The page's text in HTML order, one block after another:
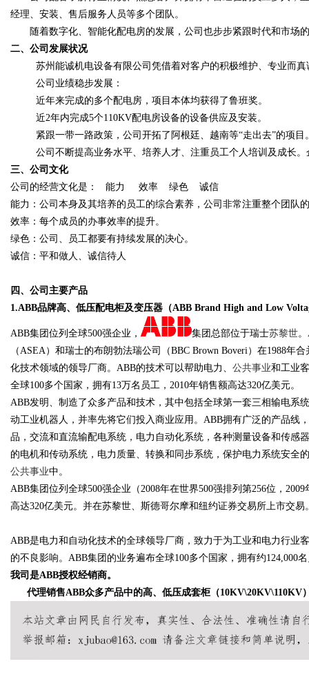
经理、安装、售后服务人员等多个团队。
随着数字化、智能化配电房的发展，公司也步步紧跟时代和市场
二、公司发展状况
苏州能诚机电设备有限公司凭借着对客户的积极维护、专业而
公司业绩稳步发展：
近年来完成的多个配电房，项目本体均获得了鲁班奖。
近2年内完成5个110KV配电房设备的设备供应及安装。
紧跟一带一路政策，公司开拓了阿根廷、越南等“走出去”的项目
公司不断提高业务水平、培养人才、注重员工个人培训及成长
三、公司文化
公司的经营文化是： 能力 效率 绿色 诚信
能力：公司本身及其培养的员工的综合素养，公司非常注重整个团队
效率：每个成员的办事效率的提升。
绿色：公司、员工都要有持续发展的决心。
诚信：平和做人、诚信待人
四、公司主要产品
1.ABB品牌高、低压配电柜及变压器 （ABB Brand High and Low
ABB集团位列全球500强企业， 集团总部位于瑞士苏黎世
（ASEA）和瑞士的布朗勃法瑞公司（BBC Brown Boveri）在1988年
化技术领域的领导厂商。ABB的技术可以帮助电力、 公共事业和工业
全球100多个国家，拥有13万名员工，2010年销售额高达320亿美元。
ABB发明、制造了众多产品和技术，其中包括全球第一套三相输电系
动工业机器人，并率先将它们投入商业应用。ABB拥有广泛的产品线
品，交流和直流输配电系统，电力自动化系统，各种测量设备和传感
的电机和传动系统，电力质量、转换和同步系统，保护电力系统安全
公共事业中。
ABB集团位列全球500强企业（2008年在世界500强排列第256位，
高达320亿美元。并在苏黎世、斯德哥尔摩和纽约证券交易所上市交易
ABB是电力和自动化技术的全球领导厂商，致力于为工业和电力行业
的不良影响。ABB集团的业务遍布全球100多个国家，拥有约124,000
我司是ABB授权经销商。
代理销售ABB众多产品中的高、低压成套柜（10KV\20KV\110KV